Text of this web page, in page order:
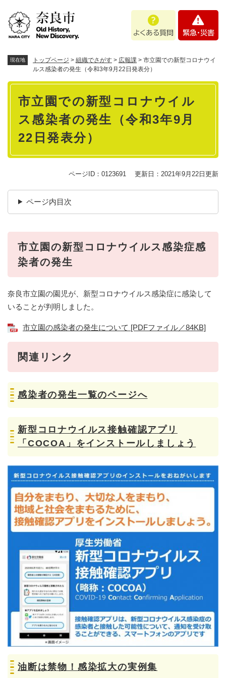
あ
問
・
現在地 トップページ > 組織でさがす > 広報課 > 市立園での新型コロナウイ
ルス感染者の発生（令和3年9月22日発表分）
本
市立園での新型コロナウイル
ス感染者の発生（令和3年9月
22日発表分）
ページID：0123691 更新日：2021年9月22日更新
ページ内目次
市立園の新型コロナウイルス感染症感
染者の発生
奈良市立園の園児が、新型コロナウイルス感染症に感染して
いることが判明しました。
市立園の感染者の発生について [PDFファイル／84KB]
関連リンク
感染者の発生一覧のページへ
新型コロナウイルス接触確認アプリ
「COCOA」をインストールしましょう
油断は禁物！感染拡大の実例集